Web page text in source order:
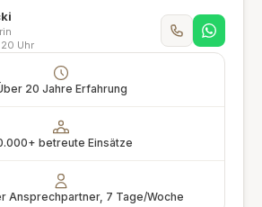
Uhr
20 Jahre Erfahrung
betreute Einsätze
Ansprechpartner, 7 Tage/Woche